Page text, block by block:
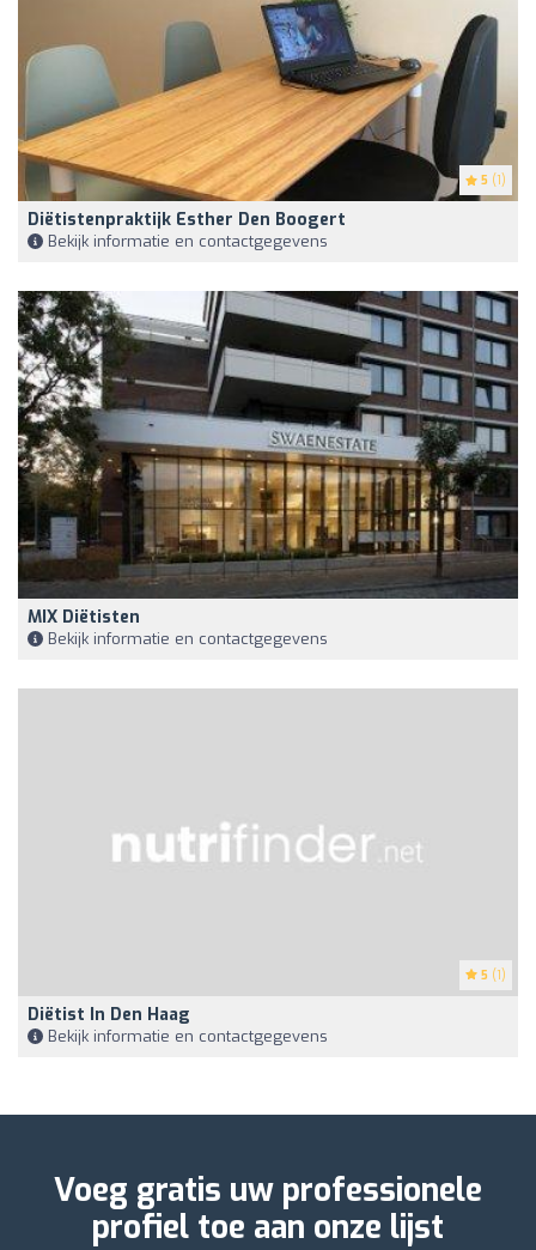
5 (1)
Diëtistenpraktijk Esther Den Boogert
Bekijk informatie en contactgegevens
MIX Diëtisten
Bekijk informatie en contactgegevens
5 (1)
Diëtist In Den Haag
Bekijk informatie en contactgegevens
Voeg gratis uw professionele
profiel toe aan onze lijst